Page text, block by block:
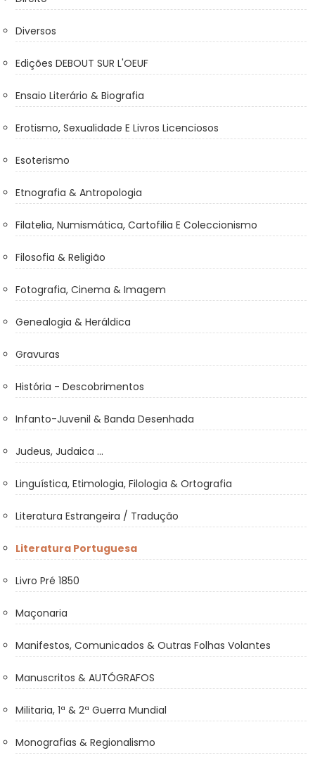
Diversos
Edições DEBOUT SUR L'OEUF
Ensaio Literário & Biografia
Erotismo, Sexualidade E Livros Licenciosos
Esoterismo
Etnografia & Antropologia
Filatelia, Numismática, Cartofilia E Coleccionismo
Filosofia & Religião
Fotografia, Cinema & Imagem
Genealogia & Heráldica
Gravuras
História - Descobrimentos
Infanto-Juvenil & Banda Desenhada
Judeus, Judaica ...
Linguística, Etimologia, Filologia & Ortografia
Literatura Estrangeira / Tradução
Literatura Portuguesa
Livro Pré 1850
Maçonaria
Manifestos, Comunicados & Outras Folhas Volantes
Manuscritos & AUTÓGRAFOS
Militaria, 1ª & 2ª Guerra Mundial
Monografias & Regionalismo